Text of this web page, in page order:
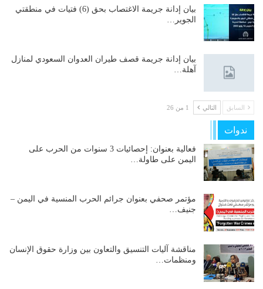
بيان إدانة جريمة الاغتصاب بحق (6) فتيات في منطقتي
الجوير…
بيان إدانة جريمة قصف طيران العدوان السعودي لمنازل
آهلة…
السابق التالي 1 من 26
ندوات
فعالية بعنوان: إحصائيات 3 سنوات من الحرب على
اليمن على طاولة…
مؤتمر صحفي بعنوان جرائم الحرب المنسية في اليمن –
جنيف…
مناقشة آليات التنسيق والتعاون بين وزارة حقوق الإنسان
ومنظمات…